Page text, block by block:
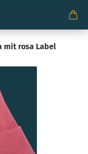
mit rosa Label